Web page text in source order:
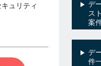
デ
スト
案
デ
件
ュリティ